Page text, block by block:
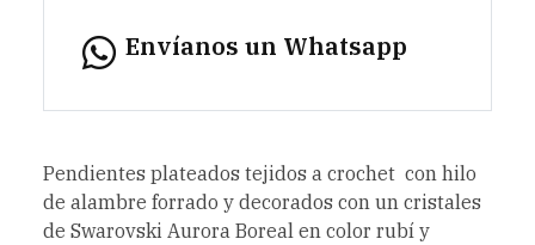
Envíanos un Whatsapp
Pendientes plateados tejidos a crochet con hilo
de alambre forrado y decorados con un cristales
de Swarovski Aurora Boreal en color rubí y